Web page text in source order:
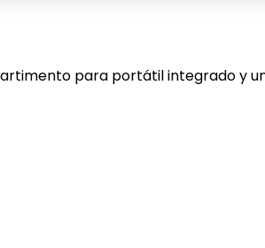
para portátil integrado y